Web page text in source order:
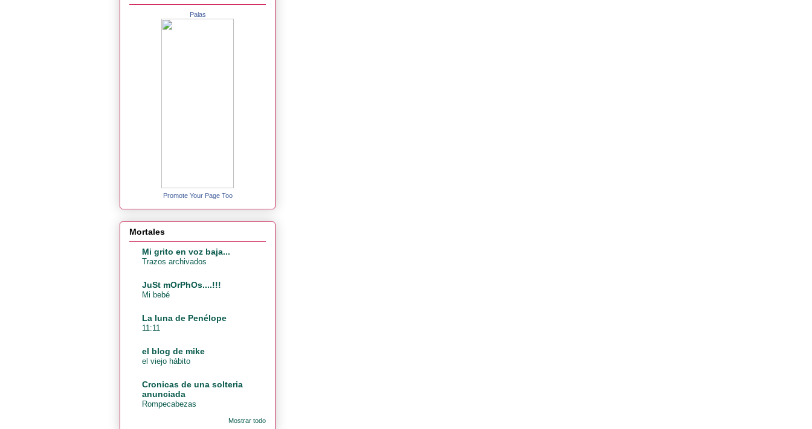
Palas
Promote Your Page Too
Mortales
Mi grito en voz baja...
Trazos archivados
JuSt mOrPhOs....!!!
Mi bebé
La luna de Penélope
11:11
el blog de mike
el viejo hábito
Cronicas de una solteria
anunciada
Rompecabezas
Mostrar todo